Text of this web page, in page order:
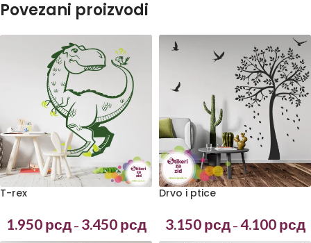
Povezani proizvodi
T-rex
1.950 рсд – 3.450 рсд
Drvo i ptice
3.150 рсд – 4.100 рсд